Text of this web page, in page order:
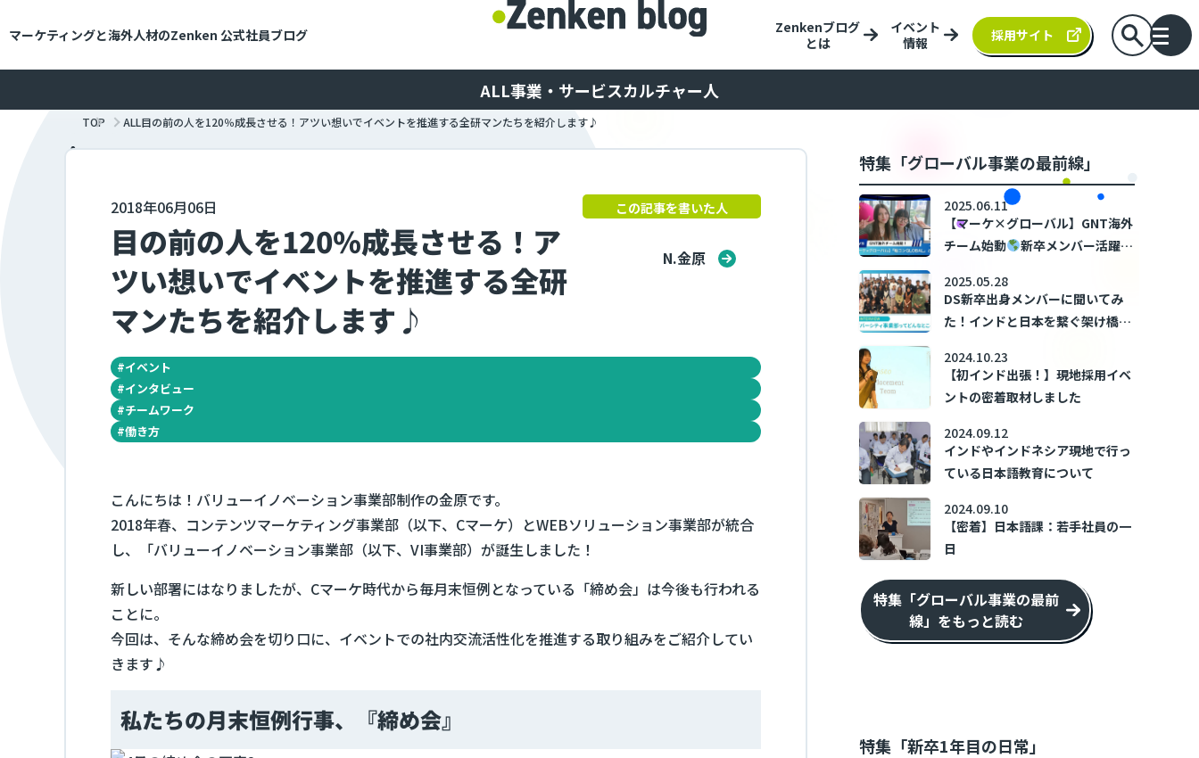
マーケティングと海外人材のZenken 公式社員ブログ
Zenkenブログ
とは
イベント
情報
採用サイト 検索バーを
バ
ALL事業・サービスカルチャー人
TOP ALL目の前の人を120％成長させる！アツい想いでイベントを推進する全研マンたちを紹介します♪
目の前の人を120％成長させる！ア
ツい想いでイベントを推進する全研
マンたちを紹介します♪
2018年06月06日
#イベント
#インタビュー
#チームワーク
#働き方
この記事を書いた人
N.金原
こんにちは！バリューイノベーション事業部制作の金原です。
2018年春、コンテンツマーケティング事業部（以下、Cマーケ）とWEBソリューション事業部が統合
し、「バリューイノベーション事業部（以下、VI事業部）が誕生しました！
新しい部署にはなりましたが、Cマーケ時代から毎月末恒例となっている「締め会」は今後も行われる
ことに。
今回は、そんな締め会を切り口に、イベントでの社内交流活性化を推進する取り組みをご紹介してい
きます♪
私たちの月末恒例行事、『締め会』
特集「グローバル事業の最前線」
【マーケ×グローバル】GNT海外
チーム始動
新卒メンバー活躍中
2025.06.11
DS新卒出身メンバーに聞いてみ
た！インドと日本を繋ぐ架け橋、
ところ？
2025.05.28
【初インド出張！】現地採用イベ
ントの密着取材しました
2024.10.23
インドやインドネシア現地で行っ
ている日本語教育について
2024.09.12
【密着】日本語課：若手社員の一
日
2024.09.10
特集「グローバル事業の最前
線」をもっと読む
特集「新卒1年目の日常」